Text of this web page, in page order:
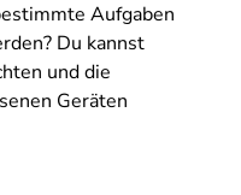
Aufgaben
Du kannst
und die
Geräten